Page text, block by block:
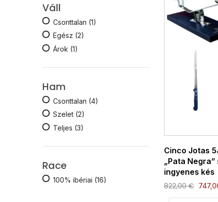
Váll
Csonttalan (1)
Egész (2)
Árok (1)
Ham
Csonttalan (4)
Szelet (2)
Teljes (3)
Race
100% ibériai (16)
Cinco Jotas
„Pata
ingyenes kés
822,00 €